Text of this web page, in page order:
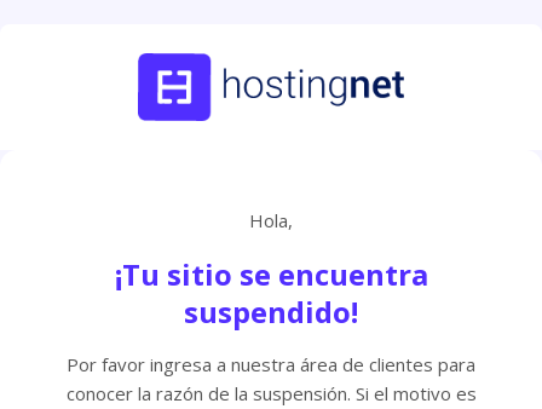
Hola,
¡Tu sitio se encuentra
suspendido!
Por favor ingresa a nuestra área de clientes para
conocer la razón de la suspensión. Si el motivo es